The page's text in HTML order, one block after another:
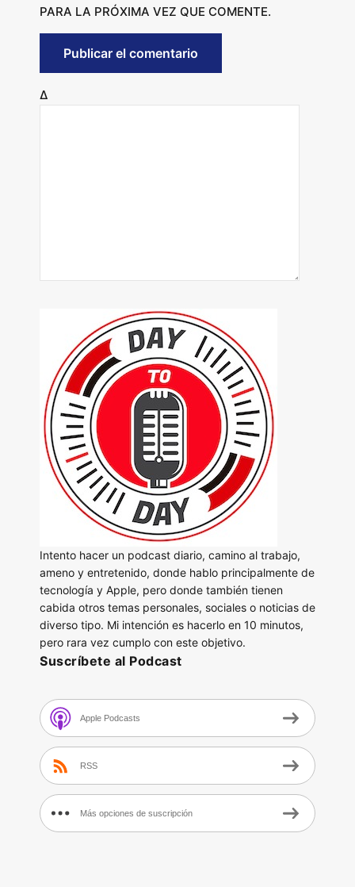
PARA LA PRÓXIMA VEZ QUE COMENTE.
Δ
Intento hacer un podcast diario, camino al trabajo,
ameno y entretenido, donde hablo principalmente de
tecnología y Apple, pero donde también tienen
cabida otros temas personales, sociales o noticias de
diverso tipo. Mi intención es hacerlo en 10 minutos,
pero rara vez cumplo con este objetivo.
Suscríbete al Podcast
Apple Podcasts
RSS
Más opciones de suscripción